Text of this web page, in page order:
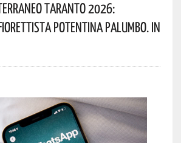
Taranto 2026:
Potentina Palumbo. In